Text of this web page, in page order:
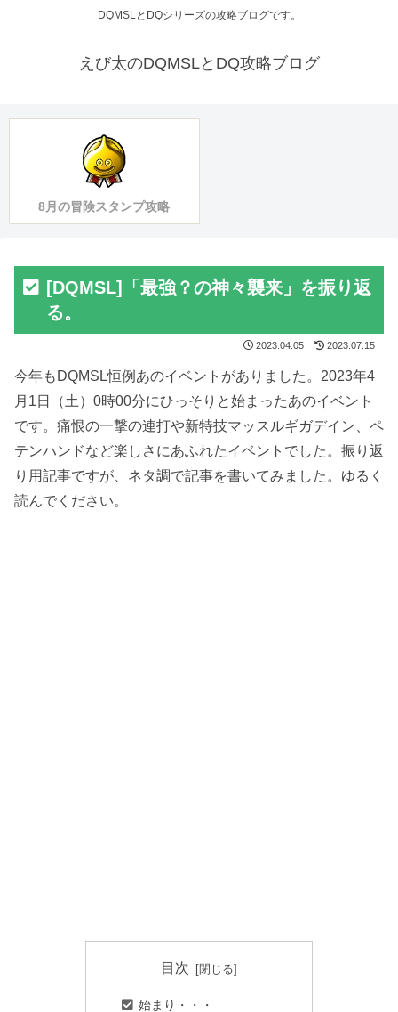
DQMSLとDQシリーズの攻略ブログです。
えび太のDQMSLとDQ攻略ブログ
8月の冒険スタンプ攻略
[DQMSL]「最強？の神々襲来」を振り返
る。
2023.04.05 2023.07.15
今年もDQMSL恒例あのイベントがありました。2023年4
月1日（土）0時00分にひっそりと始まったあのイベント
です。痛恨の一撃の連打や新特技マッスルギガデイン、ペ
テンハンドなど楽しさにあふれたイベントでした。振り返
り用記事ですが、ネタ調で記事を書いてみました。ゆるく
読んでください。
目次
始まり・・・